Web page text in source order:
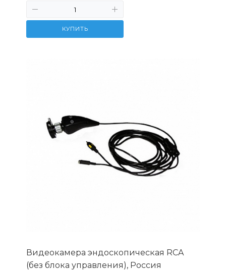
КУПИТЬ
Видеокамера эндоскопическая RCA
(без блока управления), Россия